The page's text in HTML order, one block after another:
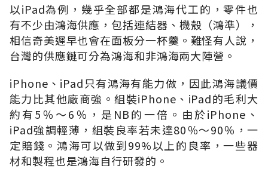
以iPad為例，幾乎全部都是鴻海代工的，零件也
有不少由鴻海供應，包括連結器、機殼（鴻準），
相信奇美遲早也會在面板分一杯羹。難怪有人說，
台灣的供應鏈可分為鴻海和非鴻海兩大陣營。
iPhone、iPad只有鴻海有能力做，因此鴻海議價
能力比其他廠商強。組裝iPhone、iPad的毛利大
約有5％～6％，是NB的一倍。由於iPhone、
iPad強調輕薄，組裝良率若未達80％～90％，一
定賠錢。鴻海可以做到99%以上的良率，一些器
材和製程也是鴻海自行研發的。